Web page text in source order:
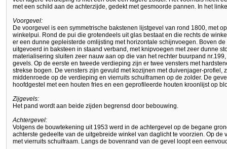
met een schild aan de achterzijde, gedekt met gesmoorde pannen. In het
Voorgevel:
De voorgevel is een symmetrische bakstenen lijstgevel van rond 1800, met
winkelpui. Rond de pui die grotendeels uit glas bestaat en die rechts de
er een dunne gepleisterde omlijsting met horizontale schijnvoegen. Boven
uitgevoerd in baksteen in staand verband, met knipvoegen met zeer dunne
materialisering sluiten zeer nauw aan op die van het rechter buurpand
gevels. Op de eerste en tweede verdieping zijn er twee vensters met
strekse bogen. De vensters zijn gevuld met kozijnen met duivenjager-profiel,
middenroede op de verdieping en vierruits schuiframen op de zolder. De
hoofdgestel met een houten fries en een geprofileerde houten kroonlijst op
Zijgevels:
Het pand wordt aan beide zijden begrensd door bebouwing.
Achtergevel:
Volgens de bouwtekening uit 1953 werd in de achtergevel op de begane
achterste gedeelte van de uitgebreide winkel van daglicht te voorzien. Op de
met vierruits schuifraam. Langs de bovenrand van de gevel loopt een